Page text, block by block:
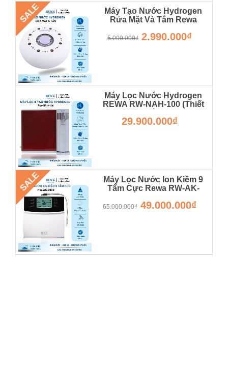
SALE
Máy Tạo Nước Hydrogen
Rửa Mặt Và Tắm Rewa
5.000.000₫ 2.990.000₫
Máy Lọc Nước Hydrogen
REWA RW-NAH-100 (Thiết
29.900.000₫
SALE
Máy Lọc Nước Ion Kiềm 9
Tấm Cực Rewa RW-AK-
Bảo Hành 36 Tháng
65.000.000₫ 49.000.000₫